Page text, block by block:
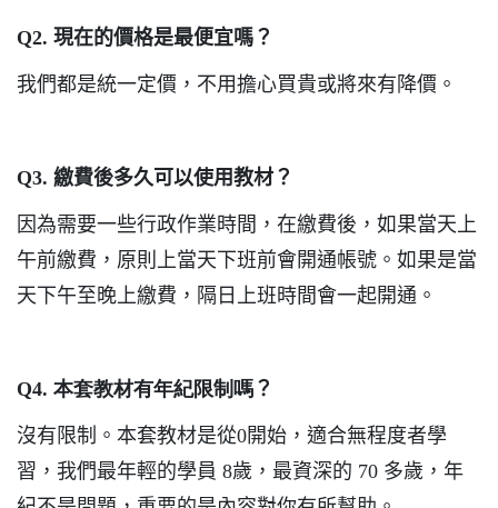
Q2. 現在的價格是最便宜嗎？
我們都是統一定價，不用擔心買貴或將來有降價。
Q3. 繳費後多久可以使用教材？
因為需要一些行政作業時間，在繳費後，如果當天上
午前繳費，原則上當天下班前會開通帳號。如果是當
天下午至晚上繳費，隔日上班時間會一起開通。
Q4. 本套教材有年紀限制嗎 ？
沒有限制。本套教材是從0開始，適合無程度者學
習，我們最年輕的學員 8歲，最資深的 70 多歲，年